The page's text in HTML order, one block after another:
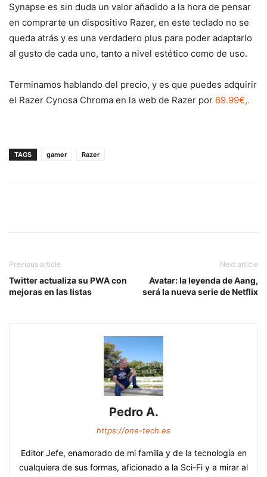
Synapse es sin duda un valor añadido a la hora de pensar
en comprarte un dispositivo Razer, en este teclado no se
queda atrás y es una verdadero plus para poder adaptarlo
al gusto de cada uno, tanto a nivel estético como de uso.
Terminamos hablando del precio, y es que puedes adquirir
el Razer Cynosa Chroma en la web de Razer por 69.99€,.
TAGS gamer Razer
Previous article
Twitter actualiza su PWA con
mejoras en las listas
Next article
Avatar: la leyenda de Aang,
será la nueva serie de Netflix
Pedro A.
https://one-tech.es
Editor Jefe, enamorado de mi familia y de la tecnología en
cualquiera de sus formas, aficionado a la Sci-Fi y a mirar al